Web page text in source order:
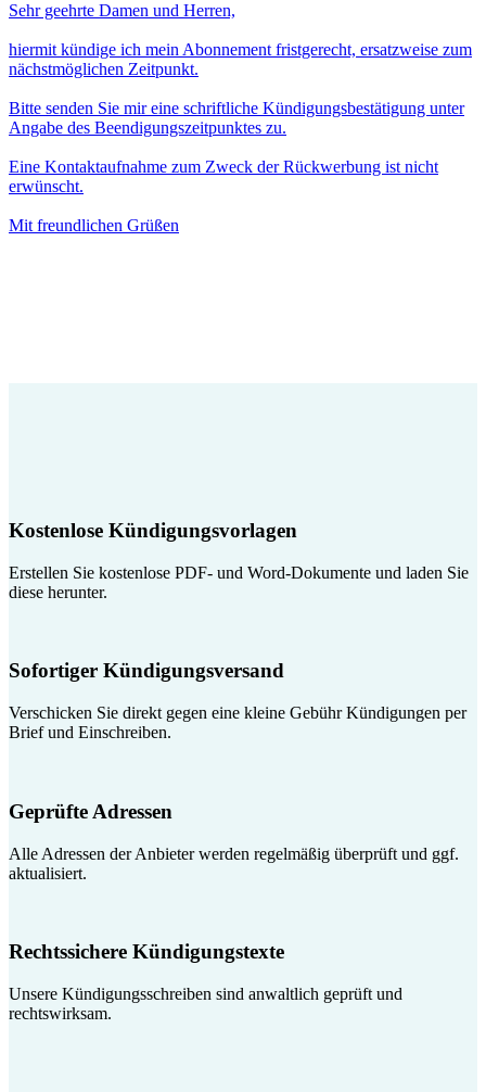
Sehr geehrte Damen und Herren,
hiermit kündige ich mein Abonnement fristgerecht, ersatzweise zum
nächstmöglichen Zeitpunkt.
Bitte senden Sie mir eine schriftliche Kündigungsbestätigung unter
Angabe des Beendigungszeitpunktes zu.
Eine Kontaktaufnahme zum Zweck der Rückwerbung ist nicht
erwünscht.
Mit freundlichen Grüßen
Kostenlose Kündigungsvorlagen
Erstellen Sie kostenlose PDF- und Word-Dokumente und laden Sie
diese herunter.
Sofortiger Kündigungsversand
Verschicken Sie direkt gegen eine kleine Gebühr Kündigungen per
Brief und Einschreiben.
Geprüfte Adressen
Alle Adressen der Anbieter werden regelmäßig überprüft und ggf.
aktualisiert.
Rechtssichere Kündigungstexte
Unsere Kündigungsschreiben sind anwaltlich geprüft und
rechtswirksam.